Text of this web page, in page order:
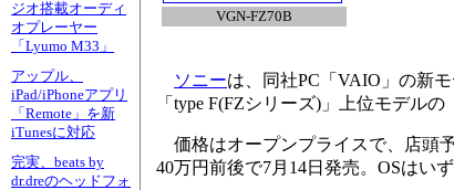
ジオ搭載オーディ
オプレーヤー
「Lyumo M33」
アップル、
iPad/iPhoneアプリ
「Remote」を新
iTunesに対応
完実、beats by
dr.dreのヘッドフォ
VGN-FZ70B
ソニーは、同社PC「VAIO」の新
「type F(FZシリーズ)」上位モデル
価格はオープンプライスで、店頭
40万円前後で7月14日発売。OSはいず